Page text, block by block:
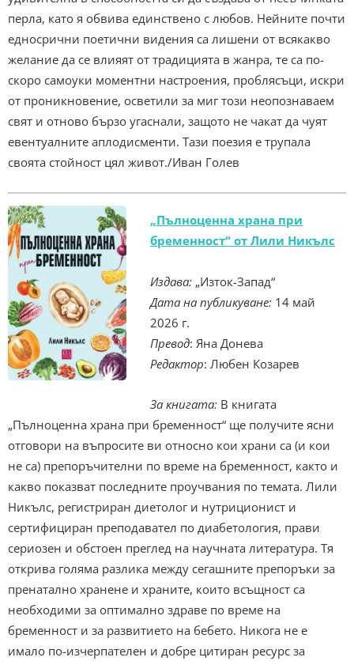
перла, като я обвива единствено с любов. Нейните почти
едносрични поетични видения са лишени от всякакво
желание да се влияят от традицията в жанра, те са по-
скоро самоуки моментни настроения, проблясъци, искри
от проникновение, осветили за миг този неопознаваем
свят и отново бързо угаснали, защото не чакат да чуят
евентуалните аплодисменти. Тази поезия е трупала
своята стойност цял живот./Иван Голев
„Пълноценна храна при
бременност“ от Лили Никълс
Издава: „Изток-Запад“
Дата на публикуване: 14 май
2026 г.
Превод: Яна Донева
Редактор: Любен Козарев
За книгата: В книгата
„Пълноценна храна при бременност“ ще получите ясни
отговори на въпросите ви относно кои храни са (и кои
не са) препоръчителни по време на бременност, както и
какво показват последните проучвания по темата. Лили
Никълс, регистриран диетолог и нутриционист и
сертифициран преподавател по диабетология, прави
сериозен и обстоен преглед на научната литература. Тя
открива голяма разлика между сегашните препоръки за
пренатално хранене и храните, които всъщност са
необходими за оптимално здраве по време на
бременност и за развитието на бебето. Никога не е
имало по-изчерпателен и добре цитиран ресурс за